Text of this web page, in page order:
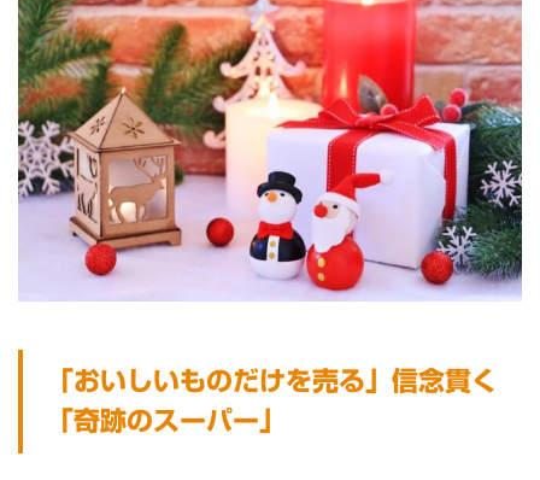
「おいしいものだけを売る」信念貫く
「奇跡のスーパー」